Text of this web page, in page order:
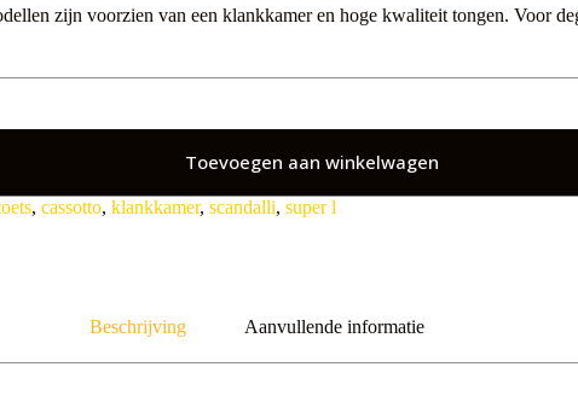
zijn voorzien van een klankkamer en hoge kwaliteit tongen. Voor
Toevoegen aan winkelwagen
, cassotto, klankkamer, scandalli, super l
Beschrijving Aanvullende informatie